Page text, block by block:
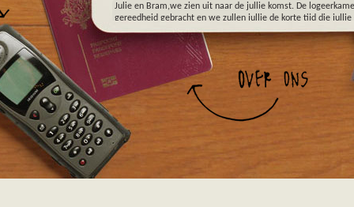
Julie en Bram,we zien uit naar de jullie komst. De
gereedheid gebracht en we zullen jullie de korte tijd die jullie